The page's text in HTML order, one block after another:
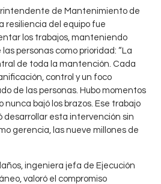
de Mantenimiento de
resiliencia del equipo fue
los trabajos, manteniendo
personas como prioridad: “La
de toda la mantención. Cada
control y un foco
de las personas. Hubo momentos
nunca bajó los brazos. Ese trabajo
desarrollar esta intervención sin
gerencia, las nueve millones de
ingeniera jefa de Ejecución
valoró el compromiso